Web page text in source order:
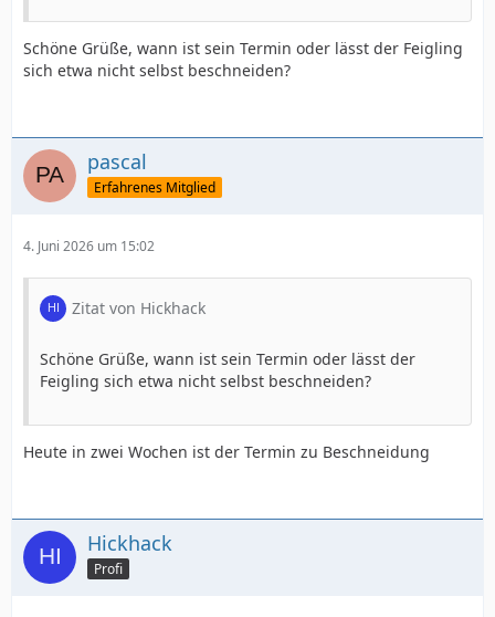
Schöne Grüße, wann ist sein Termin oder lässt der Feigling
sich etwa nicht selbst beschneiden?
pascal
Erfahrenes Mitglied
4. Juni 2026 um 15:02
Zitat von Hickhack
Schöne Grüße, wann ist sein Termin oder lässt der
Feigling sich etwa nicht selbst beschneiden?
Heute in zwei Wochen ist der Termin zu Beschneidung
Hickhack
Profi